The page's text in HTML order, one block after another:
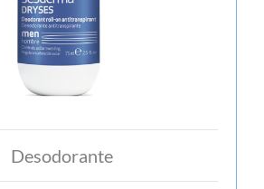
Desodorante